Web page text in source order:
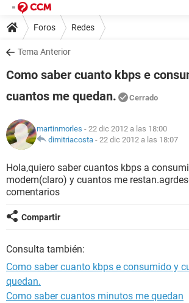
Foros Redes
Tema Anterior
Como saber cuanto kbps e
cuantos me quedan.
Cerrado
martinmorles - 22 dic 2012 a las 18:00
dimitriacosta - 22 dic 2012 a las 18:07
Hola,quiero saber cuantos kbps a
modem(claro) y cuantos me
comentarios
Compartir
Consulta también:
Como saber cuanto kbps e consumido y
quedan.
Como saber cuantos minutos me quedan